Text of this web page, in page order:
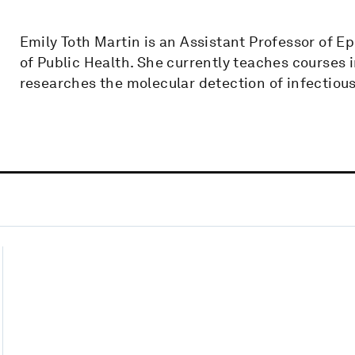
Emily Toth Martin is an Assistant Professor of
of Public Health. She currently teaches
researches the molecular detection of